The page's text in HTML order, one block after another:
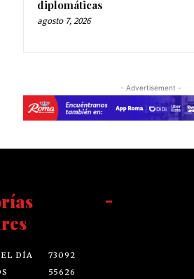
diplomáticas
agosto 7, 2026
- Advertisement -
DÍA
73092
55626
-